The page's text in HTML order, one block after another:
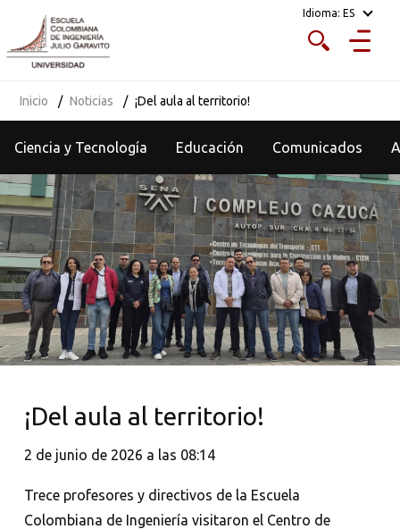
Idioma: ES
Inicio Noticias ¡Del aula al territorio!
Ciencia y Tecnología Educación Comunicados
¡Del aula al territorio!
2 de junio de 2026 a las 08:14
Trece profesores y directivos de la Escuela
Colombiana de Ingeniería visitaron el Centro de